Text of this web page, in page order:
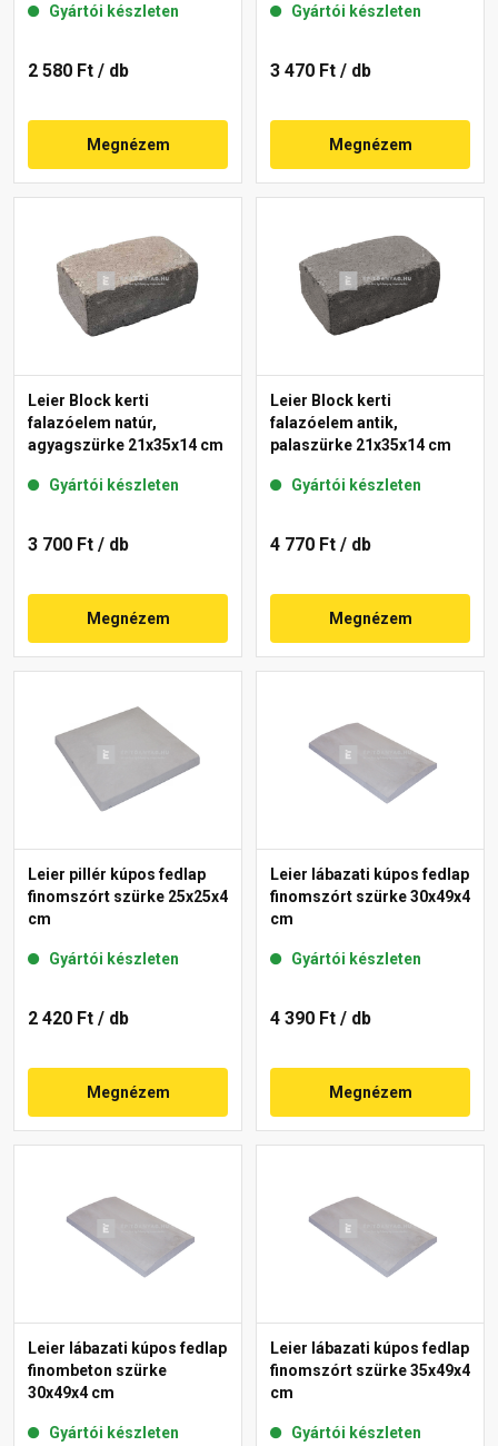
Gyártói készleten
2 580 Ft / db
Megnézem
Gyártói készleten
3 470 Ft / db
Megnézem
Leier Block kerti
falazóelem natúr,
agyagszürke 21x35x14 cm
Gyártói készleten
3 700 Ft / db
Megnézem
Leier Block kerti
falazóelem antik,
palaszürke 21x35x14 cm
Gyártói készleten
4 770 Ft / db
Megnézem
Leier pillér kúpos fedlap
finomszórt szürke 25x25x4
cm
Gyártói készleten
2 420 Ft / db
Megnézem
Leier lábazati kúpos fedlap
finomszórt szürke 30x49x4
cm
Gyártói készleten
4 390 Ft / db
Megnézem
Leier lábazati kúpos fedlap
finombeton szürke
30x49x4 cm
Gyártói készleten
Leier lábazati kúpos fedlap
finomszórt szürke 35x49x4
cm
Gyártói készleten